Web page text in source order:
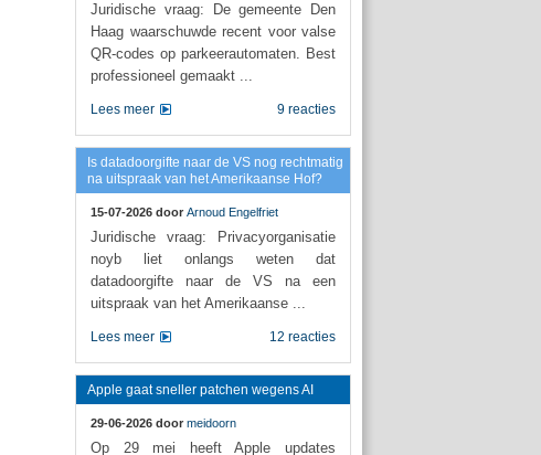
Juridische vraag: De gemeente Den
Haag waarschuwde recent voor valse
QR-codes op parkeerautomaten. Best
professioneel gemaakt ...
9 reacties
Lees meer
Is datadoorgifte naar de VS nog rechtmatig
na uitspraak van het Amerikaanse Hof?
15-07-2026 door Arnoud Engelfriet
Juridische vraag: Privacyorganisatie
noyb liet onlangs weten dat
datadoorgifte naar de VS na een
uitspraak van het Amerikaanse ...
12 reacties
Lees meer
Apple gaat sneller patchen wegens AI
29-06-2026 door meidoorn
Op 29 mei heeft Apple updates